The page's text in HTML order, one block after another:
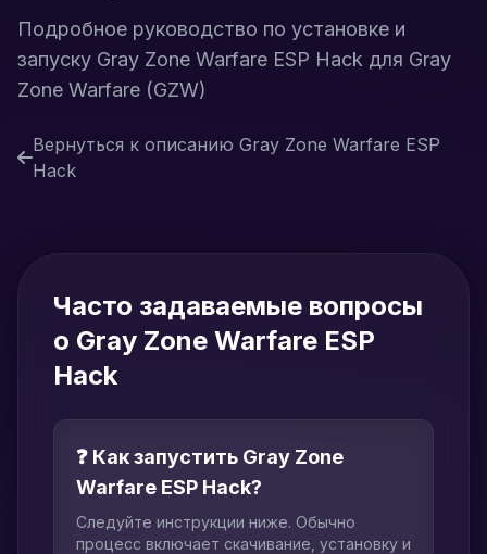
Подробное руководство по установке и
запуску Gray Zone Warfare ESP Hack для Gray
Zone Warfare (GZW)
Вернуться к описанию Gray Zone Warfare ESP
Hack
Часто задаваемые вопросы
о Gray Zone Warfare ESP
Hack
❓ Как запустить Gray Zone
Warfare ESP Hack?
Следуйте инструкции ниже. Обычно
процесс включает скачивание, установку и